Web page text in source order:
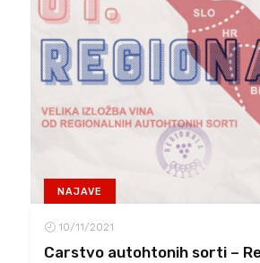
NAJAVE
10/11/2021
Carstvo autohtonih sorti –